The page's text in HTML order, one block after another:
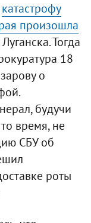
катастрофу
произошла
Тогда
18
о
будучи
время, не
СБУ об
роты